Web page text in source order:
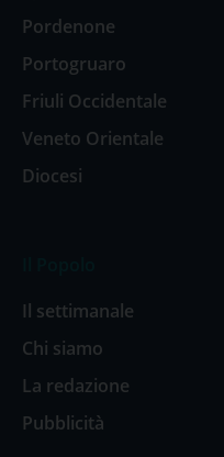
Pordenone
Portogruaro
Friuli Occidentale
Veneto Orientale
Diocesi
Il settimanale
Chi siamo
La redazione
Pubblicità